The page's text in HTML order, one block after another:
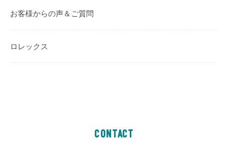
お客様からの声＆ご質問
ロレックス
CONTACT